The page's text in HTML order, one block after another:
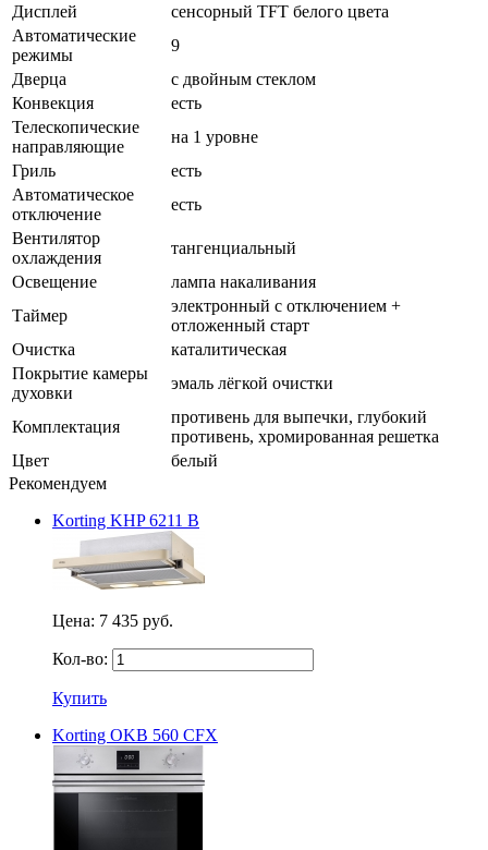
Дисплей
сенсорный TFT белого цвета
Автоматические
режимы
9
Дверца
с двойным стеклом
Конвекция
есть
Телескопические
направляющие
на 1 уровне
Гриль
есть
Автоматическое
отключение
есть
Вентилятор
охлаждения
тангенциальный
Освещение
лампа накаливания
Таймер
электронный с отключением +
отложенный старт
Очистка
каталитическая
Покрытие камеры
духовки
эмаль лёгкой очистки
Комплектация
противень для выпечки, глубокий
противень, хромированная решетка
Цвет
белый
Рекомендуем
Korting KHP 6211 B
Цена: 7 435 руб.
Кол-во:
Купить
Korting OKB 560 CFX